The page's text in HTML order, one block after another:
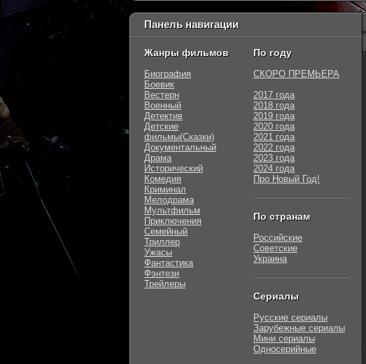
Панель навигации
Жанры фильмов
Биография
Боевик
Вестерн
Военный
Детектив
Детские
фильмы(Сказки)
Документальный
Драма
Исторический
Комедия
Криминал
Мелодрама
Мультфильм
Приключения
Семейный
Триллер
Ужасы
Фантастика
Фэнтези
Трейлеры
По году
СКОРО ПРЕМЬЕРА
2017 года
2018 года
2019 года
2020 года
2021 года
2022 года
2023 года
2024 года
Про Новый Год!
По странам
Российские
Советские
Украина
Сериалы
Русские сериалы
Зарубежные сериалы
Мини сериалы
Односерийные